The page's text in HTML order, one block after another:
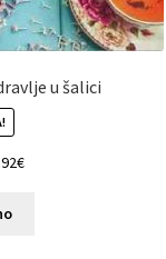
u šalici
€